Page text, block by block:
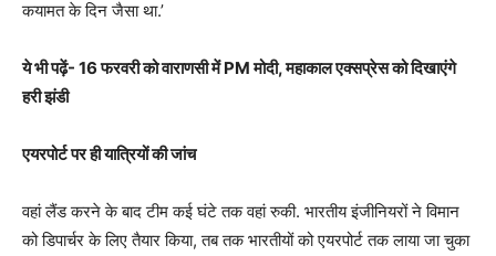
कयामत के दिन जैसा था.’
ये भी पढ़ें- 16 फरवरी को वाराणसी में PM मोदी, महाकाल एक्सप्रेस को दिखाएंगे
हरी झंडी
एयरपोर्ट पर ही यात्रियों की जांच
वहां लैंड करने के बाद टीम कई घंटे तक वहां रुकी. भारतीय इंजीनियरों ने विमान
को डिपार्चर के लिए तैयार किया, तब तक भारतीयों को एयरपोर्ट तक लाया जा चुका